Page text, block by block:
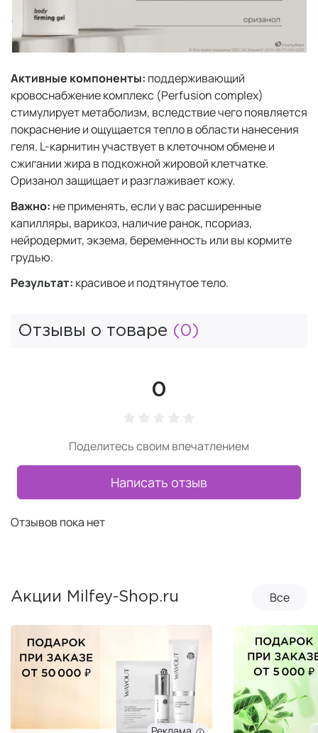
Активные компоненты: поддерживающий
кровоснабжение комплекс (Perfusion complex)
стимулирует метаболизм, вследствие чего появляется
покраснение и ощущается тепло в области нанесения
геля. L-карнитин участвует в клеточном обмене и
сжигании жира в подкожной жировой клетчатке.
Оризанол защищает и разглаживает кожу.
Важно: не применять, если у вас расширенные
капилляры, варикоз, наличие ранок, псориаз,
нейродермит, экзема, беременность или вы кормите
грудью.
Результат: красивое и подтянутое тело.
Отзывы о товаре (0)
0
Поделитесь своим впечатлением
Написать отзыв
Отзывов пока нет
Акции Milfey-Shop.ru Все